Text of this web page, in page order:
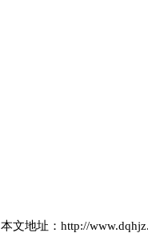
本文地址： http://